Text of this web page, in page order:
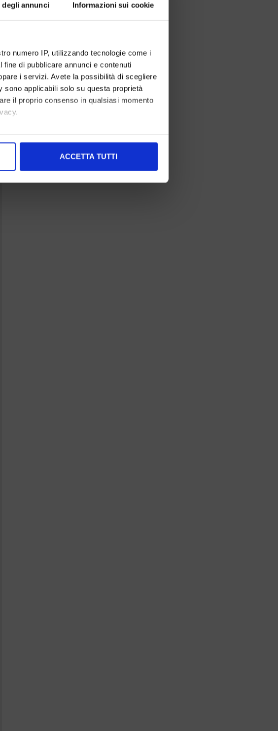
degli annunci Informazioni sui cookie
numero IP, utilizzando tecnologie come i
di pubblicare annunci e contenuti
i servizi. Avete la possibilità di scegliere
applicabili solo su questa proprietà
il proprio consenso in qualsiasi momento
caratteristiche specifiche (impronte
dei social media e per analizzare il
sito con i nostri partner che si occupano
altre informazioni che ha fornito loro o
ACCETTA TUTTI